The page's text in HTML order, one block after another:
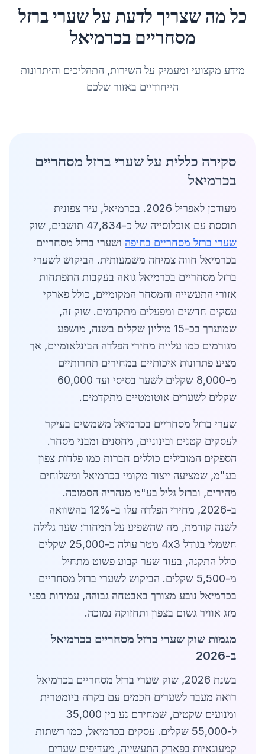
כל מה שצריך לדעת עלשערי ברזל
מסחריים בכרמיאל
מידע מקצועי ומעמיק על השירות, התהליכים והיתרונות
הייחודיים באזור שלכם
סקירה כללית על שערי ברזל מסחריים
בכרמיאל
מעודכן לאפריל 2026. בכרמיאל, עיר צפונית
תוססת עם אוכלוסייה של כ-47,834 תושבים, שוק
שערי ברזל מסחריים בחיפה ושערי ברזל מסחריים
בכרמיאל חווה צמיחה משמעותית. הביקוש לשערי
ברזל מסחריים בכרמיאל גואה בעקבות התפתחות
אזורי התעשייה והמסחר המקומיים, כולל פארקי
עסקים חדשים ומפעלים מתקדמים. שוק זה,
שמוערך בכ-15 מיליון שקלים בשנה, מושפע
מגורמים כמו עליית מחירי הפלדה הבינלאומיים, אך
מציע פתרונות איכותיים במחירים תחרותיים
מ-8,000 שקלים לשער בסיסי ועד 60,000
שקלים לשערים אוטומטיים מתקדמים.
שערי ברזל מסחריים בכרמיאל משמשים בעיקר
לעסקים קטנים ובינוניים, מחסנים ומבני מסחר.
הספקים המובילים כוללים חברות כמו פלדות צפון
בע"מ, שמציעה ייצור מקומי בכרמיאל ומשלוחים
מהירים, וברזל גליל בע"מ מנהריה הסמוכה.
ב-2026, מחירי הפלדה עלו ב-12% בהשוואה
לשנה קודמת, מה שהשפיע על תמחור: שער גלילה
חשמלי בגודל 4x3 מטר עולה כ-25,000 שקלים
כולל התקנה, בעוד שער קבוע פשוט מתחיל
מ-5,500 שקלים. הביקוש לשערי ברזל מסחריים
בכרמיאל נובע מצורך באבטחה גבוהה, עמידות בפני
מזג אוויר גשום בצפון ותחזוקה נמוכה.
מגמות שוק שערי ברזל מסחריים בכרמיאל
ב-2026
בשנת 2026, שוק שערי ברזל מסחריים בכרמיאל
רואה מעבר לשערים חכמים עם בקרה ביומטרית
ומנועים שקטים, שמחירם נע בין 35,000
ל-55,000 שקלים. עסקים בכרמיאל, כמו רשתות
קמעונאיות בפארק התעשייה, מעדיפים שערים